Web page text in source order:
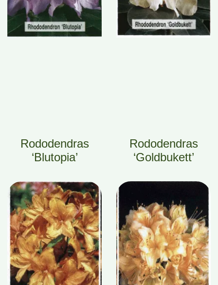
Rododendras
‘Blutopia’
Rododendras
‘Goldbukett’